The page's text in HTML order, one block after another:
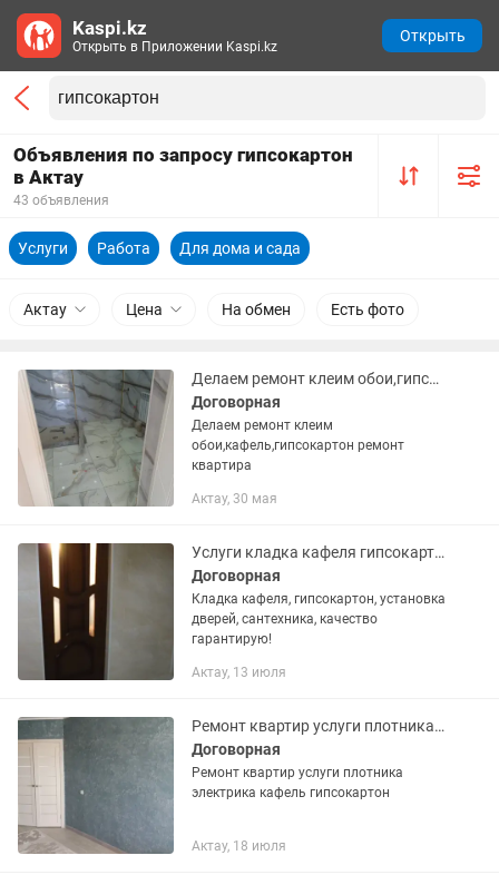
Объявления по запросу гипсокартон
в Актау
43 объявления
Услуги Работа Для дома и сада
Актау Цена На обмен Есть фото
Делаем ремонт клеим обои,гипсокартон,кафель ванна квартира
Договорная
Делаем ремонт клеим
обои,кафель,гипсокартон ремонт
квартира
Актау, 30 мая
Услуги кладка кафеля гипсокартон
Договорная
Кладка кафеля, гипсокартон, установка
дверей, сантехника, качество
гарантирую!
Актау, 13 июля
Ремонт квартир услуги плотника электрика кафель гипсокартон
Договорная
Ремонт квартир услуги плотника
электрика кафель гипсокартон
Актау, 18 июля
Kaspi.kz
Открыть в Приложении Kaspi.kz
Открыть